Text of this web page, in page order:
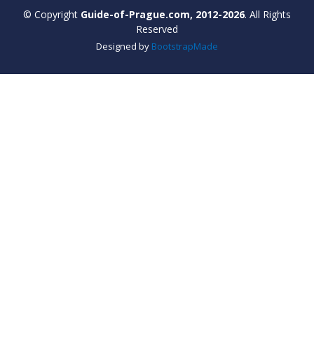
© Copyright Guide-of-Prague.com, 2012-2026. All Rights
Reserved
Designed by BootstrapMade